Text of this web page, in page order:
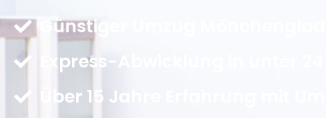
Günstiger Umzug
Express-Abwicklung in unter 24
Über 15 Jahre Erfahrung mit